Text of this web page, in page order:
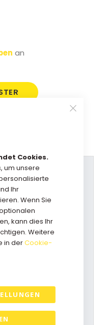
Cookies.
um unsere
Ihr
Wenn Sie
kann dies Ihr
Weitere
in derCookie-
an